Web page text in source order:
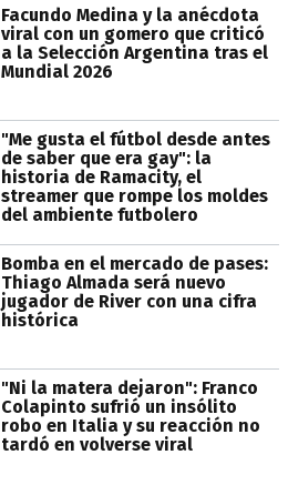
Facundo Medina y la anécdota
viral con un gomero que criticó
a la Selección Argentina tras el
Mundial 2026
"Me gusta el fútbol desde antes
de saber que era gay": la
historia de Ramacity, el
streamer que rompe los moldes
del ambiente futbolero
Bomba en el mercado de pases:
Thiago Almada será nuevo
jugador de River con una cifra
histórica
"Ni la matera dejaron": Franco
Colapinto sufrió un insólito
robo en Italia y su reacción no
tardó en volverse viral